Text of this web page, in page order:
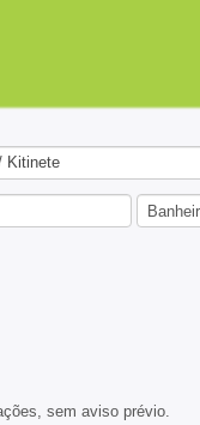
Kitinete
sem aviso prévio.